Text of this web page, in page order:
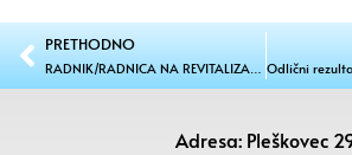
PRETHODNO
RADNIK/RADNICA NA REVITALIZACIJI JAVNIH POVRŠINA – JAVNI RAD
Adresa: Pleškovec